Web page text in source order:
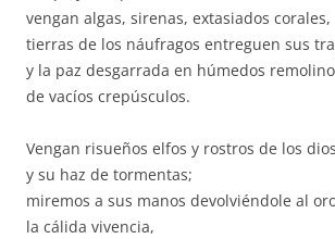
vengan algas, sirenas, extasiados corales,
tierras de los náufragos entreguen sus
y la paz desgarrada en húmedos
de vacíos crepúsculos.
Vengan risueños elfos y rostros de los
y su haz de tormentas;
miremos a sus manos devolviéndole al
la cálida vivencia,